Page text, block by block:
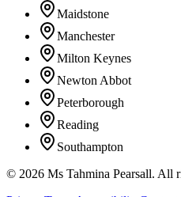
Maidstone
Manchester
Milton Keynes
Newton Abbot
Peterborough
Reading
Southampton
© 2026 Ms Tahmina Pearsall. All